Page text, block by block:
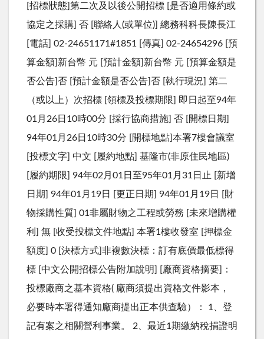
[招標狀態]第二次及以後公開招標 [是否適用條約或
協定之採購] 否 [聯絡人(或單位)] 總務科科長陳長江
[電話] 02-24651171#1851 [傳真] 02-24654296 [預
算金額]新台幣 元 [預計金額]新台幣 元 [預算金額是
否公告]否 [預計金額是否公告]否 [執行現況] 第二
（或以上）次招標 [領標及投標期限] 即日起至94年
01月26日10時00分 [採行協商措施] 否 [開標日期]
94年01月26日10時30分 [開標地點]本署7樓會議室
[投標文字] 中文 [履約地點] 基隆市(非原住民地區)
[履約期限] 94年02月01日至95年01月31日止 [新增
日期] 94年01月19日 [更正日期] 94年01月19日 [財
物採購性質] 01非屬財物之工程或勞務 [未來增購權
利] 無 [收受投標文件地點] 本署1樓收發室 [押標金
額度] 0 [決標方式]非複數決標：訂有底價最低標得
標 [中文公開招標公告附加說明] [廠商資格摘要]：
投標廠商之基本資格( 廠商須提出資格文件影本，
必要時本署得通知廠商提出正本供查驗）： 1、登
記有案之相關營利事業。 2、最近1期繳納稅捐證明